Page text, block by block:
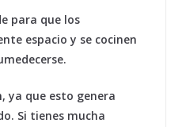
para que los
espacio y se cocinen
, ya que esto genera
Si tienes mucha